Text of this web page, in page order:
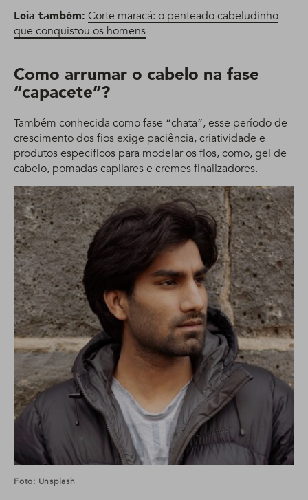
Leia também: Corte maracá: o penteado cabeludinho
que conquistou os homens
Como arrumar o cabelo na fase
“capacete”?
Também conhecida como fase “chata”, esse período de
crescimento dos fios exige paciência, criatividade e
produtos específicos para modelar os fios, como, gel de
cabelo, pomadas capilares e cremes finalizadores.
Foto: Unsplash